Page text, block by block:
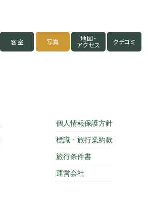
客室 写真 地図・
アクセス クチコミ
個人情報保護方針
標識・旅行業約款
旅行条件書
運営会社